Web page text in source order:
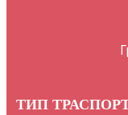
ТИП